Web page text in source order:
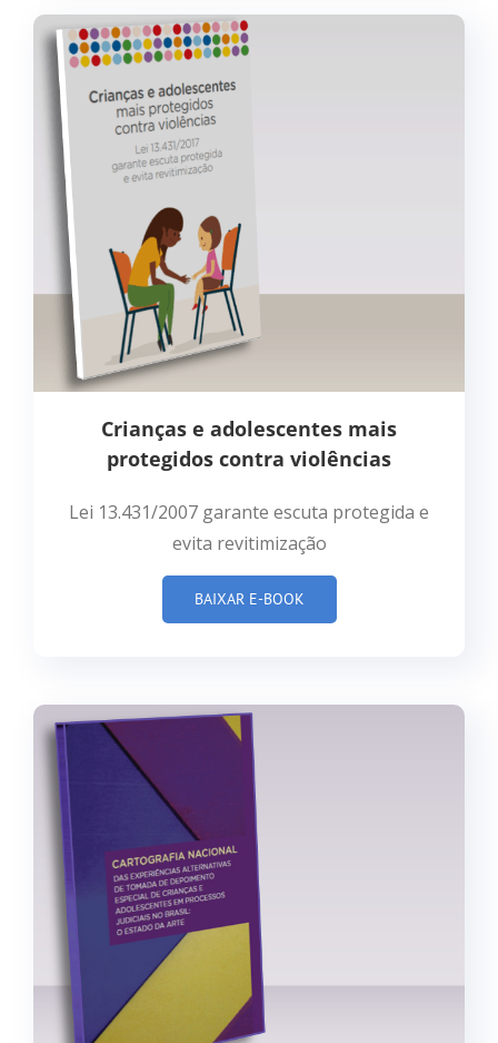
Crianças e adolescentes mais
protegidos contra violências
Lei 13.431/2007 garante escuta protegida e
evita revitimização
BAIXAR E-BOOK